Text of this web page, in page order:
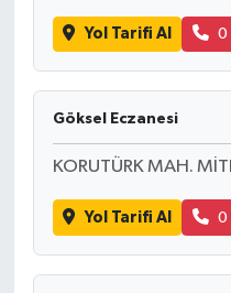
Yol Tarifi Al 0
Göksel Eczanesi
KORUTÜRK MAH.
Yol Tarifi Al 0